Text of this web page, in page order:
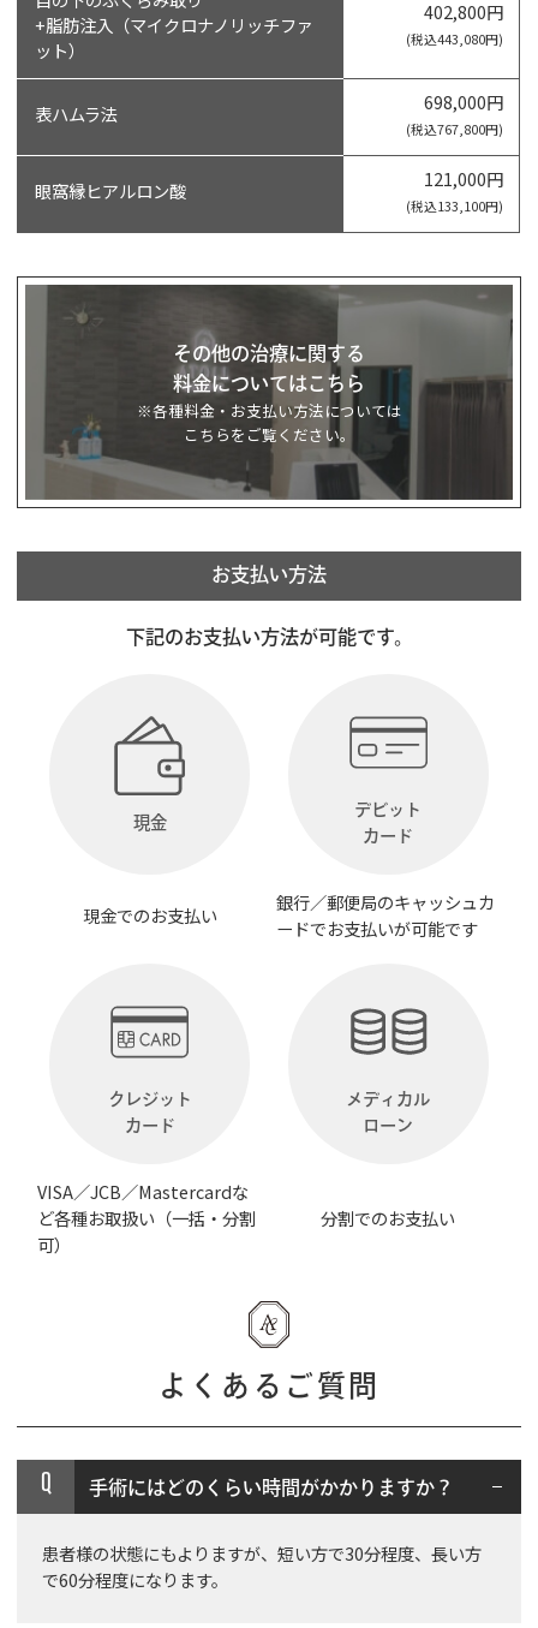
+脂肪注入（マイクロナノリッチファ
ット）
402,800円
(税込443,080円)
表ハムラ法 698,000円
(税込767,800円)
眼窩縁ヒアルロン酸 121,000円
(税込133,100円)
その他の治療に関する
料金についてはこちら
※各種料金・お支払い方法については
こちらをご覧ください。
お支払い方法
下記のお支払い方法が可能です。
現金
現金でのお支払い
デビット
カード
銀行／郵便局のキャッシュカ
ードでお支払いが可能です
クレジット
カード
VISA／JCB／Mastercardな
ど各種お取扱い（一括・分割
可）
メディカル
ローン
分割でのお支払い
よくあるご質問
Q 手術にはどのくらい時間がかかりますか？
患者様の状態にもよりますが、短い方で30分程度、長い方
で60分程度になります。